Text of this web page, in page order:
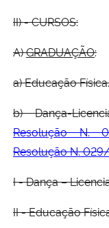
II) - CURSOS:
A)GRADUAÇÃO:
a) Educação Física.
b) Dança-
Resolução N.
Resolução N.
I - Dança –
II - Educação